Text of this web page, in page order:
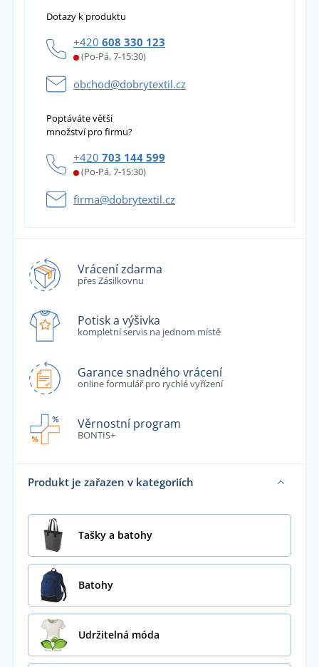
Dotazy k produktu
+420 608 330 123
(Po-Pá, 7-15:30)
obchod@dobrytextil.cz
Poptáváte větší
množství pro firmu?
+420 703 144 599
(Po-Pá, 7-15:30)
firma@dobrytextil.cz
Vrácení zdarma
přes Zásilkovnu
Potisk a výšivka
kompletní servis na jednom místě
Garance snadného vrácení
online formulář pro rychlé vyřízení
Věrnostní program
BONTIS+
Produkt je zařazen v kategoriích
Tašky a batohy
Batohy
Udržitelná móda